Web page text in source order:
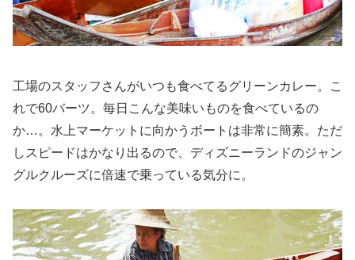
工場のスタッフさんがいつも食べてるグリーンカレー。こ
れで60バーツ。毎日こんな美味いものを食べているの
か…。水上マーケットに向かうボートは非常に簡素。ただ
しスピードはかなり出るので、ディズニーランドのジャン
グルクルーズに倍速で乗っている気分に。